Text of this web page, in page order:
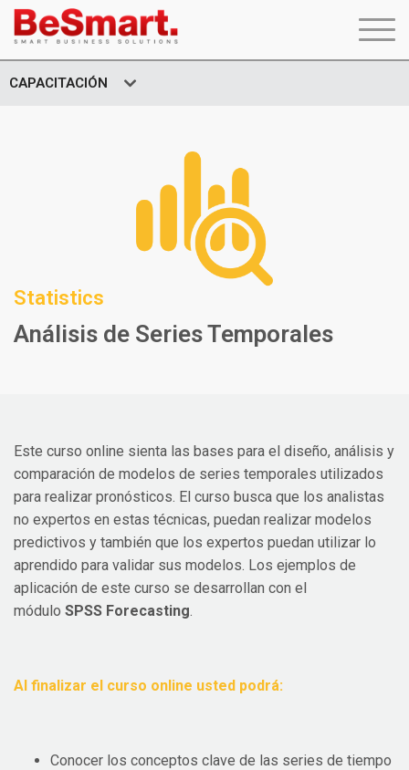
CAPACITACIÓN
Statistics
Análisis de Series Temporales
Este curso online sienta las bases para el diseño, análisis y
comparación de modelos de series temporales utilizados
para realizar pronósticos. El curso busca que los analistas
no expertos en estas técnicas, puedan realizar modelos
predictivos y también que los expertos puedan utilizar lo
aprendido para validar sus modelos. Los ejemplos de
aplicación de este curso se desarrollan con el
módulo SPSS Forecasting
Al finalizar el curso online usted podrá:
Conocer los conceptos clave de las series de tiempo